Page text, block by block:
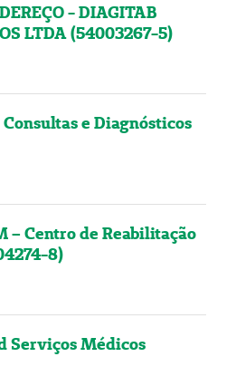
- DIAGITAB
LTDA (54003267-5)
e Diagnósticos
– Centro de Reabilitação
8)
Serviços Médicos